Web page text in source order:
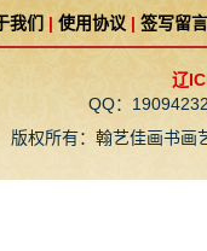
我们 | 使用协议 | 签写留言
辽
QQ：
版权所有：翰艺佳画书